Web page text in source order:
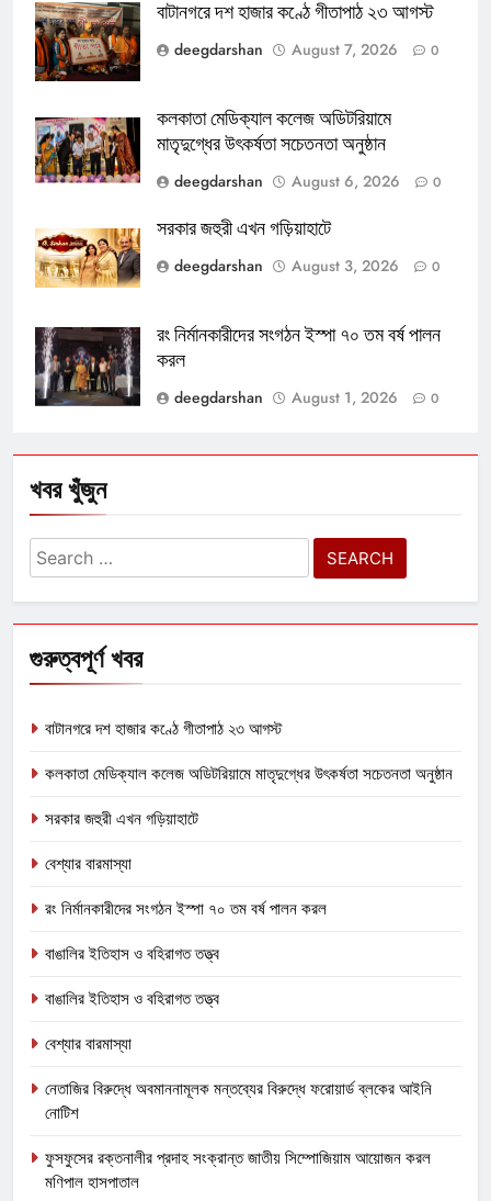
বাটানগরে দশ হাজার কণ্ঠে গীতাপাঠ ২৩ আগস্ট
deegdarshan
August 7, 2026 0
কলকাতা মেডিক্যাল কলেজ অডিটরিয়ামে
মাতৃদুগ্ধের উৎকর্ষতা সচেতনতা অনুষ্ঠান
deegdarshan
August 6, 2026 0
সরকার জহুরী এখন গড়িয়াহাটে
deegdarshan
August 3, 2026 0
রং নির্মানকারীদের সংগঠন ইস্পা ৭০ তম বর্ষ পালন
করল
deegdarshan
August 1, 2026 0
খবর খুঁজুন
Search
for:
গুরুত্বপূর্ণ খবর
বাটানগরে দশ হাজার কণ্ঠে গীতাপাঠ ২৩ আগস্ট
কলকাতা মেডিক্যাল কলেজ অডিটরিয়ামে মাতৃদুগ্ধের উৎকর্ষতা সচেতনতা অনুষ্ঠান
সরকার জহুরী এখন গড়িয়াহাটে
বেশ্যার বারমাস্যা
রং নির্মানকারীদের সংগঠন ইস্পা ৭০ তম বর্ষ পালন করল
বাঙালির ইতিহাস ও বহিরাগত তত্ত্ব
বাঙালির ইতিহাস ও বহিরাগত তত্ত্ব
বেশ্যার বারমাস্যা
নেতাজির বিরুদ্ধে অবমাননামূলক মন্তব্যের বিরুদ্ধে ফরোয়ার্ড ব্লকের আইনি
নোটিশ
ফুসফুসের রক্তনালীর প্রদাহ সংক্রান্ত জাতীয় সিম্পোজিয়াম আয়োজন করল
মণিপাল হাসপাতাল